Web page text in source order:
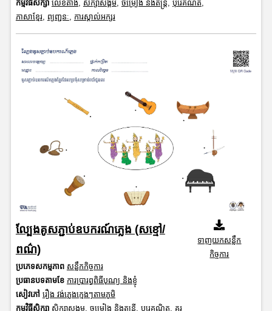
កម្មវិធីសិក្សា លេខតាង សិក្សាសង្គម, ចម្រៀង និងតន្ត្រី បុរេគណិត
ភាសាខ្មែរ, ព្យញ្ជនៈ ការស្គាល់អក្សរ
ល្បែងគូសភ្ជាប់ឧបករណ៍ភ្លេង (សខ្មៅ/
ពណ៌)
ប្រភេទសកម្មភាព សន្លឹកកិច្ចការ
ប្រធានបទតាមខែ ការប្រារព្ធពិធីបុណ្យ និងខ្ញុំ
សៀវភៅ រឿង វង់ភ្លេងក្មេងៗតាមភូមិ
កម្មវិធីសិក្សា សិក្សាសង្គម, ចម្រៀង និងតន្ត្រី, បុរេគណិត, គូរ
ទាញយកសន្លឹក
កិច្ចការ